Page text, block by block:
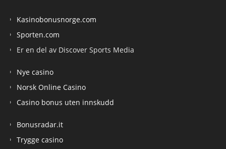
Kasinobonusnorge.com
Sporten.com
Er en del av Discover Sports Media
Nye casino
Norsk Online Casino
Casino bonus uten innskudd
Bonusradar.it
Trygge casino